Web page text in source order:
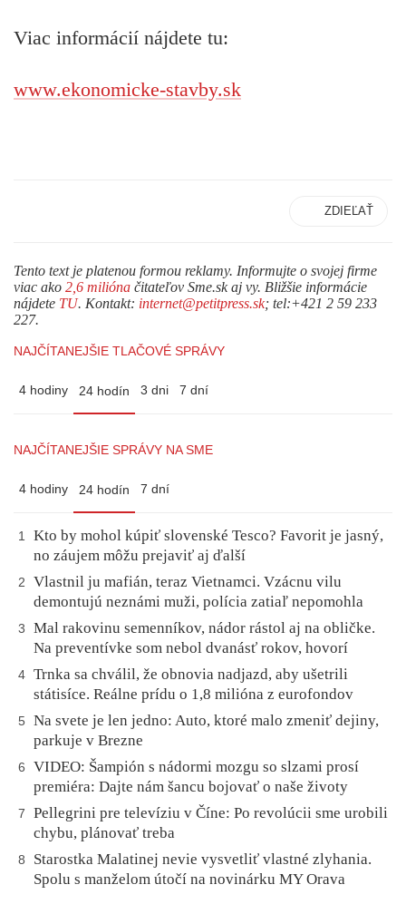
Viac informácií nájdete tu:
www.ekonomicke-stavby.sk
ZDIEĽAŤ
Tento text je platenou formou reklamy. Informujte o svojej firme
viac ako 2,6 milióna čitateľov Sme.sk aj vy. Bližšie informácie
nájdete TU. Kontakt: internet@petitpress.sk; tel:+421 2 59 233
227.
NAJČÍTANEJŠIE TLAČOVÉ SPRÁVY
4 hodiny 24 hodín 3 dni 7 dní
NAJČÍTANEJŠIE SPRÁVY NA SME
4 hodiny 24 hodín 7 dní
1
Kto by mohol kúpiť slovenské Tesco? Favorit je jasný,
no záujem môžu prejaviť aj ďalší
2
Vlastnil ju mafián, teraz Vietnamci. Vzácnu vilu
demontujú neznámi muži, polícia zatiaľ nepomohla
3
Mal rakovinu semenníkov, nádor rástol aj na obličke.
Na preventívke som nebol dvanásť rokov, hovorí
4 Trnka sa chválil, že obnovia nadjazd, aby ušetrili
státisíce. Reálne prídu o 1,8 milióna z eurofondov
5
Na svete je len jedno: Auto, ktoré malo zmeniť dejiny,
parkuje v Brezne
6
VIDEO: Šampión s nádormi mozgu so slzami prosí
premiéra: Dajte nám šancu bojovať o naše životy
7
Pellegrini pre televíziu v Číne: Po revolúcii sme urobili
chybu, plánovať treba
8
Starostka Malatinej nevie vysvetliť vlastné zlyhania.
Spolu s manželom útočí na novinárku MY Orava